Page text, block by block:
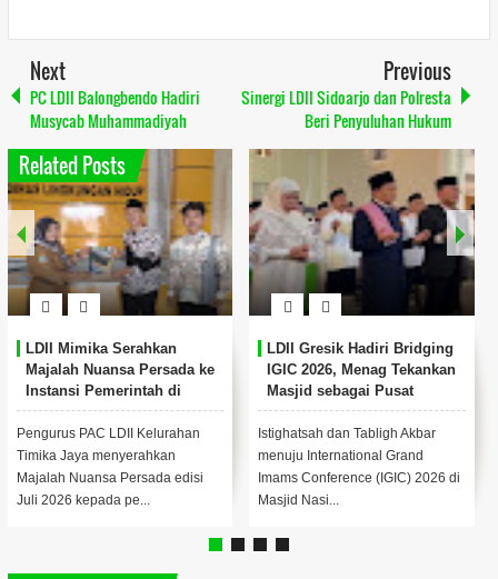
Next
PC LDII Balongbendo Hadiri
Musycab Muhammadiyah
Previous
Sinergi LDII Sidoarjo dan Polresta
Beri Penyuluhan Hukum
Related Posts
LDII Mimika Serahkan
Majalah Nuansa Persada ke
Instansi Pemerintah di
Timika
Pengurus PAC LDII Kelurahan
Timika Jaya menyerahkan
Majalah Nuansa Persada edisi
Juli 2026 kepada pe...
LDII Gresik Hadiri Bridging
IGIC 2026, Menag Tekankan
Masjid sebagai Pusat
Pemberdayaan Umat
Istighatsah dan Tabligh Akbar
menuju International Grand
Imams Conference (IGIC) 2026 di
Masjid Nasi...